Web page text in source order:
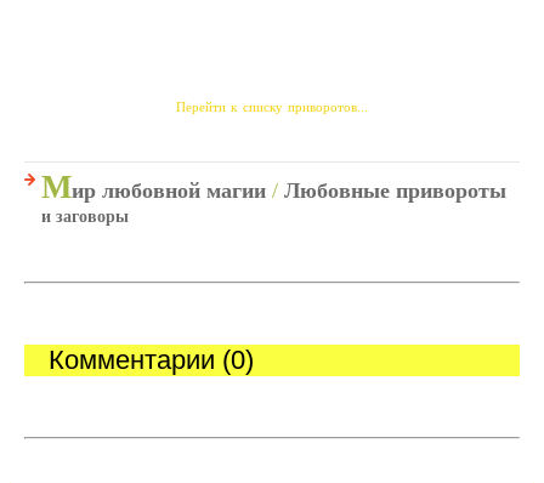
Перейти к списку приворотов...
Мир любовной магии / Любовные привороты
и заговоры
Комментарии (0)